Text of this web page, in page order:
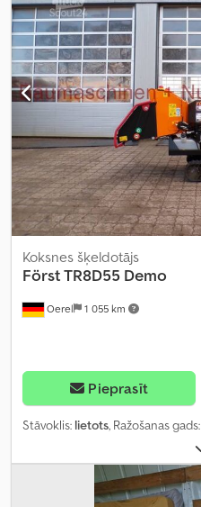
Oerel 1 055 km
Koksnes šķeldotājs
Först TR8D55 Demo
Pieprasīt
Stāvoklis: lietots, Ražošanas gads: